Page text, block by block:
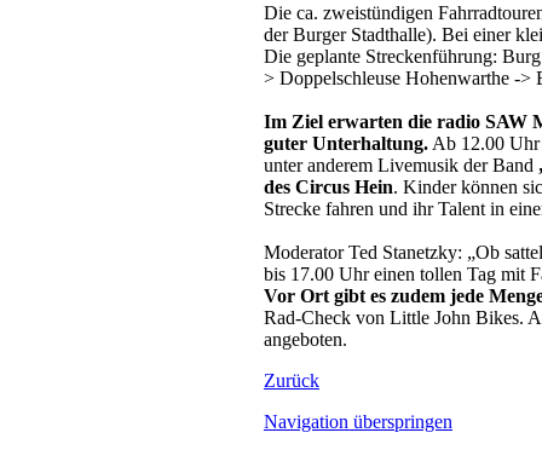
Die ca. zweistündigen
der Burger Stadthalle). Bei einer
Die geplante Streckenführung:
> Doppelschleuse Hohenwarthe ->
Im Ziel erwarten die radio SAW
guter Unterhaltung. Ab 12.00 Uhr
unter anderem Livemusik der Band
des Circus Hein. Kinder können
Strecke fahren und ihr Talent in
Moderator Ted Stanetzky: „Ob
bis 17.00 Uhr einen tollen Tag mit
Vor Ort gibt es zudem jede
Rad-Check von Little John Bikes.
angeboten.
Zurück
Navigation überspringen